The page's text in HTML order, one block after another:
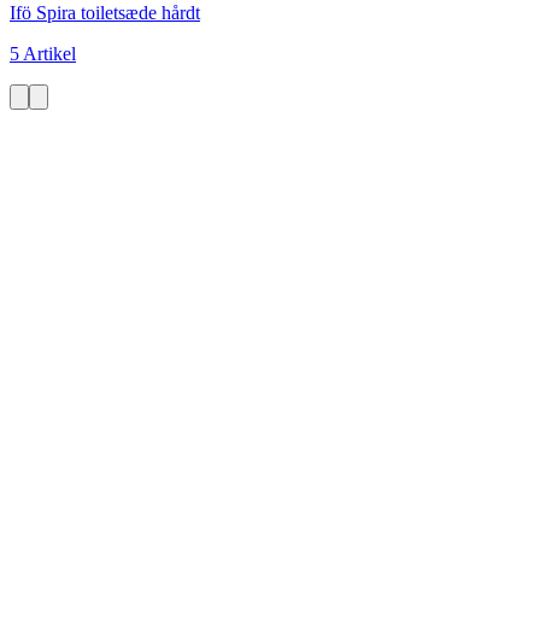
Ifö Spira toiletsæde hårdt
5 Artikel